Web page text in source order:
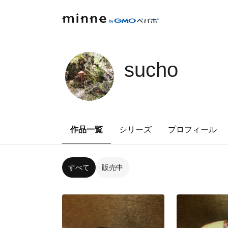
sucho
作品一覧 シリーズ プロフィール
すべて 販売中